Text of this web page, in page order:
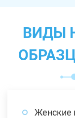
ВИДЫ
Женские